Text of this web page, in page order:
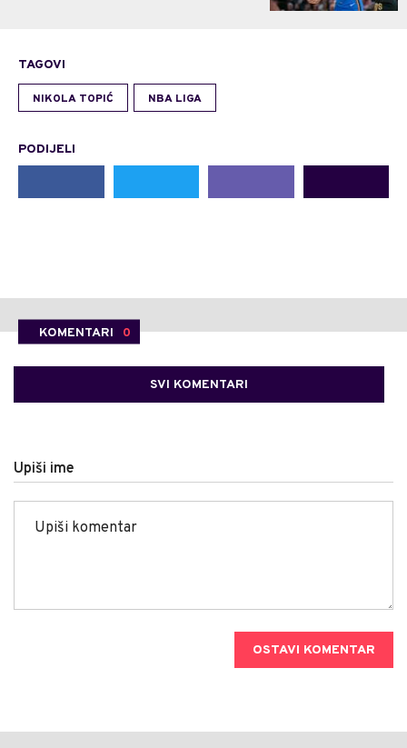
TAGOVI
NIKOLA TOPIĆ NBA LIGA
PODIJELI
KOMENTARI 0
SVI KOMENTARI
Upiši ime
OSTAVI KOMENTAR